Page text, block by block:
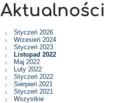
Aktualności
Styczeń 2026
Wrzesień 2024
Styczeń 2023
Listopad 2022
Maj 2022
Luty 2022
Styczeń 2022
Sierpień 2021
Styczeń 2021
Wszystkie